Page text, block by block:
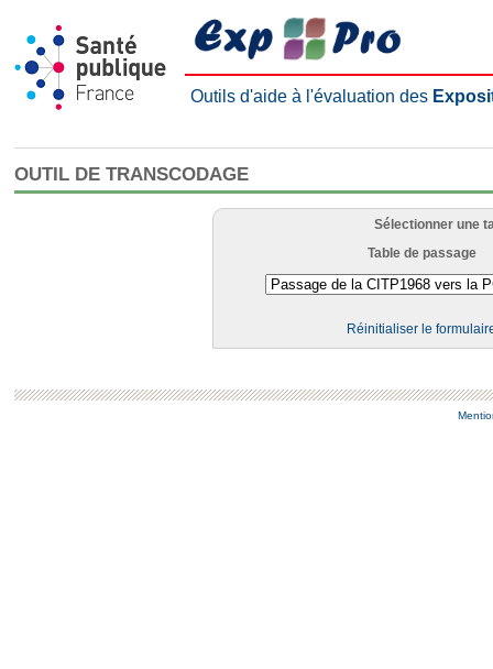
Outils d'aide à l'évaluation des
OUTIL DE TRANSCODAGE
Sélectionner une
Table de passage
Réinitialiser le